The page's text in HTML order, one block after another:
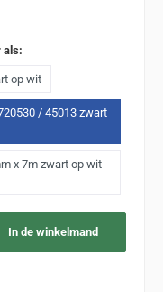
als:
op wit
/ 45013 zwart
x 7m zwart op wit
In de winkelmand